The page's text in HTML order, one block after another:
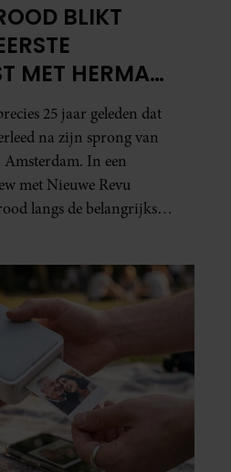
BLIKT
MET HERMAN
IS LOLA
25 jaar geleden dat
na zijn sprong van
In een
met Nieuwe Revu
langs de belangrijkste
een stortvloed aan
begon hun leven
Lola geboren.